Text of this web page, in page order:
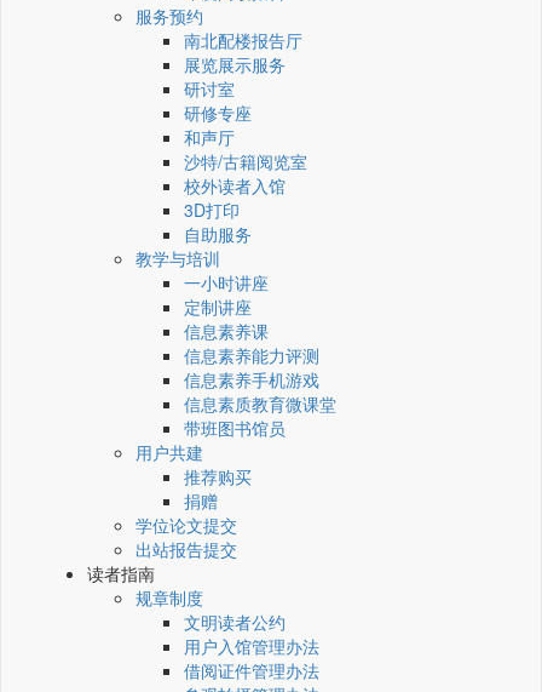
服务预约
南北配楼报告厅
展览展示服务
研讨室
研修专座
和声厅
沙特/古籍阅览室
校外读者入馆
3D打印
自助服务
教学与培训
一小时讲座
定制讲座
信息素养课
信息素养能力评测
信息素养手机游戏
信息素质教育微课堂
带班图书馆员
用户共建
推荐购买
捐赠
学位论文提交
出站报告提交
读者指南
规章制度
文明读者公约
用户入馆管理办法
借阅证件管理办法